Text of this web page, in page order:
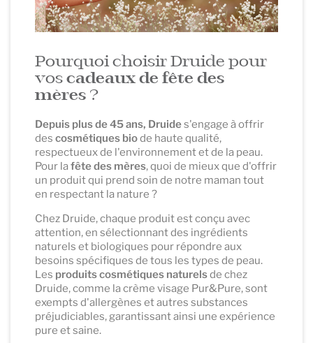
Pourquoi choisir Druide pour
vos cadeaux de fête des
mères ?
Depuis plus de 45 ans, Druides'engage à offrir
des cosmétiques biode haute qualité,
respectueux de l'environnement et de la peau.
Pour la fête des mères, quoi de mieux que d'offrir
un produit qui prend soin de notre maman tout
en respectant la nature ?
Chez Druide, chaque produit est conçu avec
attention, en sélectionnant des ingrédients
naturels et biologiques pour répondre aux
besoins spécifiques de tous les types de peau.
Les produits cosmétiques naturelsde chez
Druide, comme la crème visage Pur&Pure, sont
exempts d'allergènes et autres substances
préjudiciables, garantissant ainsi une expérience
pure et saine.